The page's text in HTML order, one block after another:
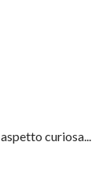
curiosa...